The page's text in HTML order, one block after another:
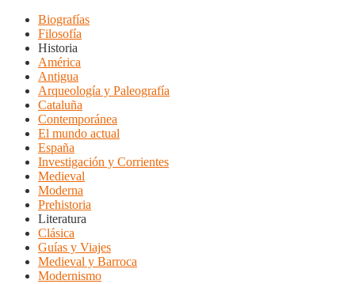
Biografías
Filosofía
Historia
América
Antigua
Arqueología y Paleografía
Cataluña
Contemporánea
El mundo actual
España
Investigación y Corrientes
Medieval
Moderna
Prehistoria
Literatura
Clásica
Guías y Viajes
Medieval y Barroca
Modernismo